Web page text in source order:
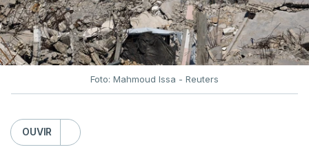
Foto: Mahmoud Issa - Reuters
OUVIR